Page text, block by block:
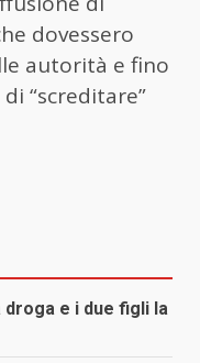
dovessero
autorità e fino
“screditare”
droga e i due figli la